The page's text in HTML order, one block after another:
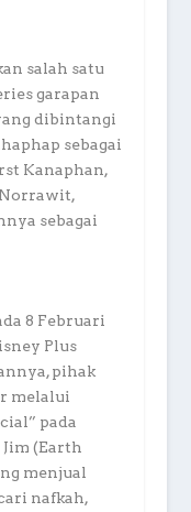
salah satu
garapan
dibintangi
sebagai
Kanaphan,
sebagai
8 Februari
Plus
pihak
melalui
pada
(Earth
menjual
nafkah,